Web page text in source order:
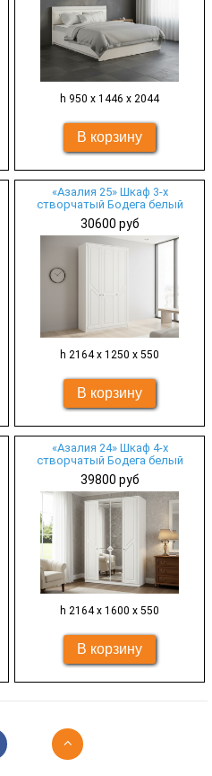
h 950 х 1446 x 2044
«Азалия 25» Шкаф 3-х
створчатый Бодега белый
30600 руб
h 2164 х 1250 х 550
«Азалия 24» Шкаф 4-х
створчатый Бодега белый
39800 руб
h 2164 х 1600 х 550